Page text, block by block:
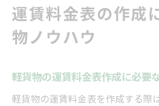
運賃料金表の作成
物ノウハウ
軽貨物の運賃料金表作成に必要
軽貨物の運賃料金表を作成する際